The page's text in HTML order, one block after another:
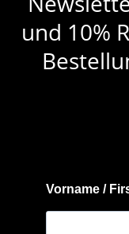
und 10%
Vorname /